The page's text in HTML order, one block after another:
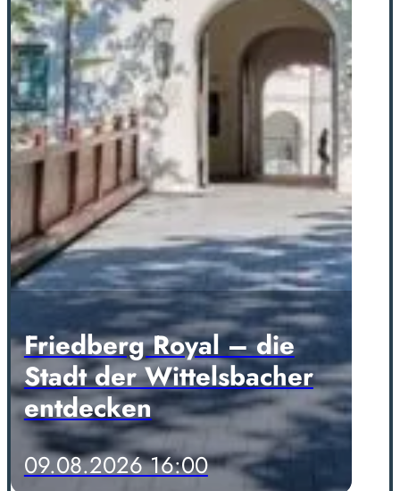
Friedberg Royal – die
Stadt der Wittelsbacher
entdecken
09.08.2026 16:00